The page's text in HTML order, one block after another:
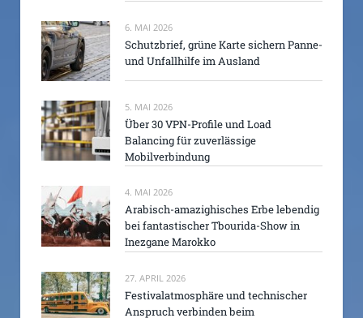
6. MAI 2026
Schutzbrief, grüne Karte sichern Panne-
und Unfallhilfe im Ausland
5. MAI 2026
Über 30 VPN-Profile und Load
Balancing für zuverlässige
Mobilverbindung
4. MAI 2026
Arabisch-amazighisches Erbe lebendig
bei fantastischer Tbourida-Show in
Inezgane Marokko
27. APRIL 2026
Festivalatmosphäre und technischer
Anspruch verbinden beim